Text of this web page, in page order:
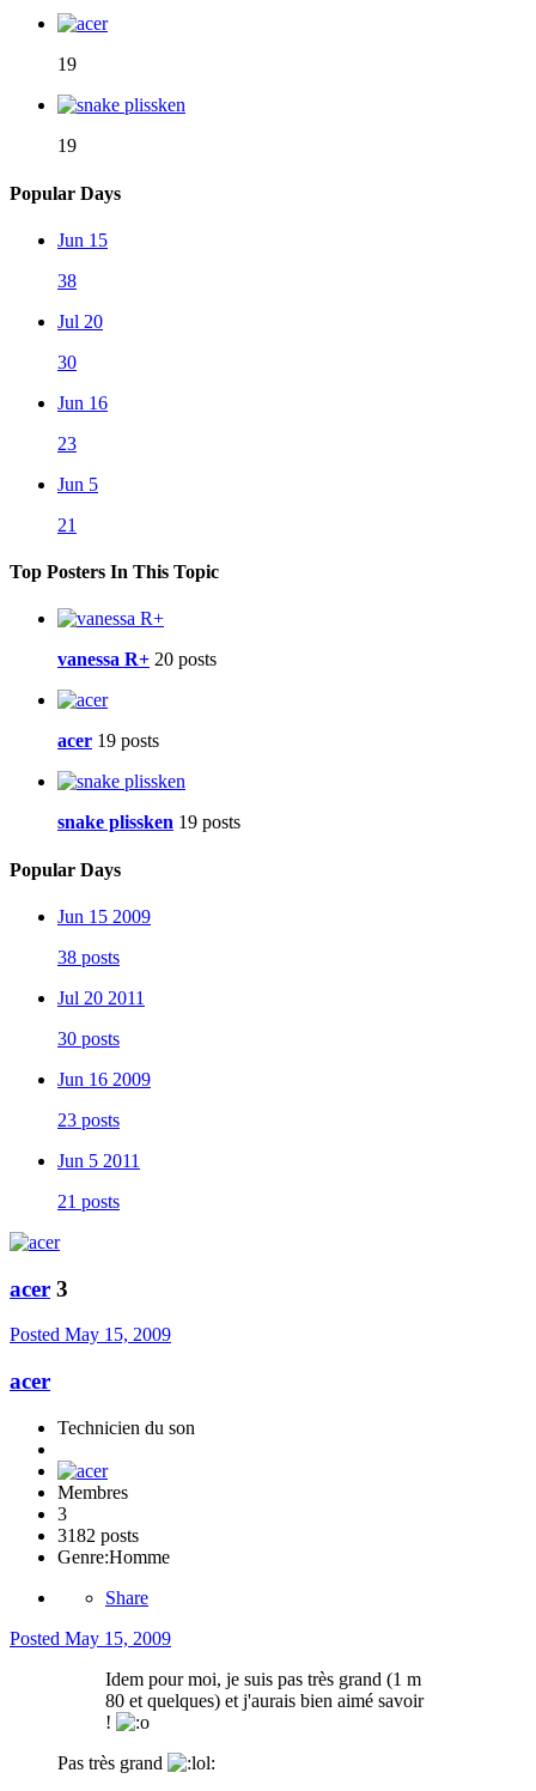
19
19
Popular Days
Jun 15
38
Jul 20
30
Jun 16
23
Jun 5
21
Top Posters In This Topic
vanessa R+ 20 posts
acer 19 posts
snake plissken 19 posts
Popular Days
Jun 15 2009
38 posts
Jul 20 2011
30 posts
Jun 16 2009
23 posts
Jun 5 2011
21 posts
acer 3
Posted May 15, 2009
acer
Technicien du son
Membres
3
3182 posts
Genre:Homme
Share
Posted May 15, 2009
Idem pour moi, je suis pas très grand (1 m
80 et quelques) et j'aurais bien aimé savoir
!
Pas très grand